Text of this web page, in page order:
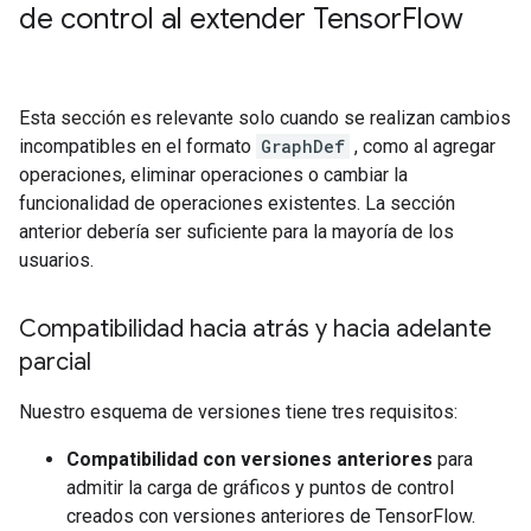
de control al extender TensorFlow
Esta sección es relevante solo cuando se realizan cambios
incompatibles en el formato GraphDef , como al agregar
operaciones, eliminar operaciones o cambiar la
funcionalidad de operaciones existentes. La sección
anterior debería ser suficiente para la mayoría de los
usuarios.
Compatibilidad hacia atrás y hacia adelante
parcial
Nuestro esquema de versiones tiene tres requisitos:
Compatibilidad con versiones anteriores para
admitir la carga de gráficos y puntos de control
creados con versiones anteriores de TensorFlow.